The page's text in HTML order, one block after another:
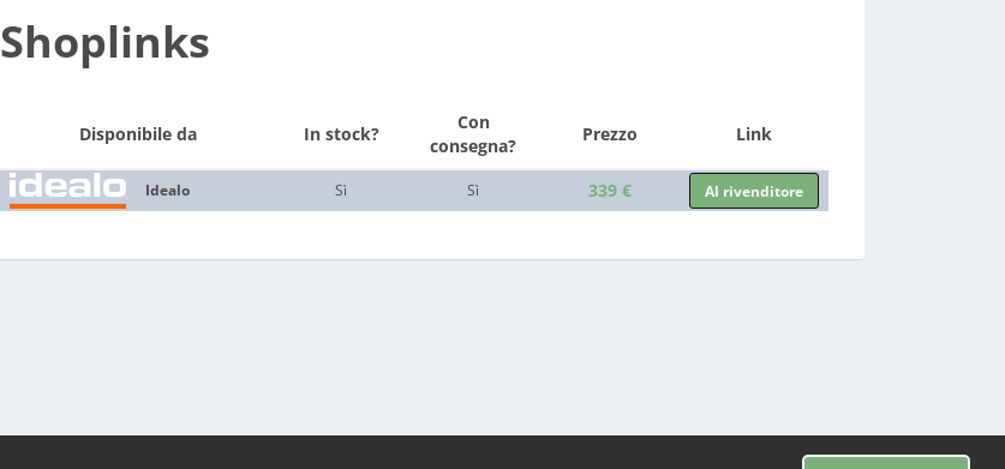
Shoplinks
Disponibile da In stock?
Con
consegna?
Prezzo Link
Idealo Sì Sì 339 € Al rivenditore